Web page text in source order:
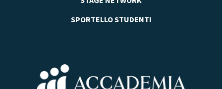
SPORTELLO STUDENTI